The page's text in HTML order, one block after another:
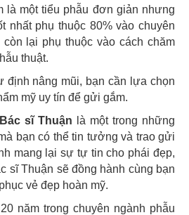
là một tiểu phẫu đơn giản nhưng
nhất phụ thuộc 80% vào chuyên
lại phụ thuộc vào cách chăm
thuật.
định nâng mũi, bạn cần lựa chọn
mỹ uy tín để gửi gắm.
sĩ Thuận là một trong những
bạn có thể tin tưởng và trao gửi
mang lại sự tự tin cho phái đẹp,
sĩ Thuận sẽ đồng hành cùng bạn
vẻ đẹp hoàn mỹ.
năm trong chuyên ngành phẫu